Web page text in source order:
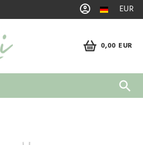
EUR
0,00 EUR